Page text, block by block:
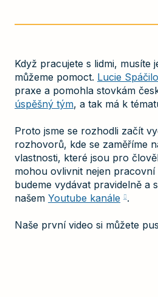
Když pracujete s lidmi, musíte
můžeme pomoct. Lucie
praxe a pomohla stovkám
úspěšný tým, a tak má k
Proto jsme se rozhodli začít
rozhovorů, kde se zaměříme
vlastnosti, které jsou pro
mohou ovlivnit nejen
budeme vydávat pravidelně a
našem Youtube kanále .
Naše první video si můžete